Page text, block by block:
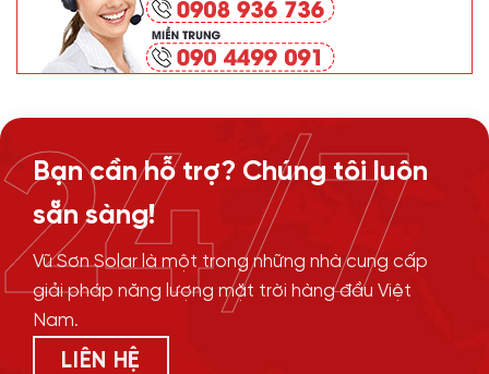
Bạn cần hỗ trợ? Chúng tôi luôn
sẵn sàng!
Vũ Sơn Solar là một trong những nhà cung cấp
giải pháp năng lượng mặt trời hàng đầu Việt
Nam.
LIÊN HỆ
24/7